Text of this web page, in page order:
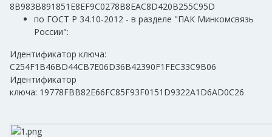
8B983B891851E8EF9C0278B8EAC8D420B255C95D
по ГОСТ Р 34.10-2012 - в разделе "ПАК Минкомсвязь
России":
Идентификатор ключа:
C254F1B46BD44CB7E06D36B42390F1FEC33C9B06
Идентификатор
ключа: 19778FBB82E66FC85F93F0151D9322A1D6AD0C26